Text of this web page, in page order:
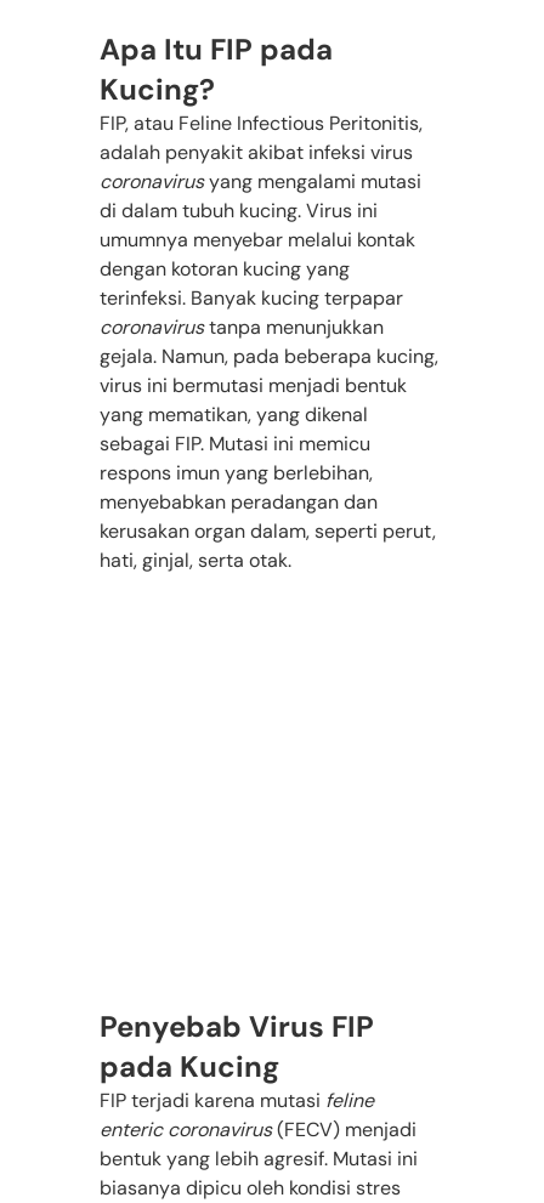
Apa Itu FIP pada
Kucing?
FIP, atau Feline Infectious Peritonitis,
adalah penyakit akibat infeksi virus
coronavirus yang mengalami mutasi
di dalam tubuh kucing. Virus ini
umumnya menyebar melalui kontak
dengan kotoran kucing yang
terinfeksi. Banyak kucing terpapar
coronavirus tanpa menunjukkan
gejala. Namun, pada beberapa kucing,
virus ini bermutasi menjadi bentuk
yang mematikan, yang dikenal
sebagai FIP. Mutasi ini memicu
respons imun yang berlebihan,
menyebabkan peradangan dan
kerusakan organ dalam, seperti perut,
hati, ginjal, serta otak.
Penyebab Virus FIP
pada Kucing
FIP terjadi karena mutasi feline
enteric coronavirus (FECV) menjadi
bentuk yang lebih agresif. Mutasi ini
biasanya dipicu oleh kondisi stres